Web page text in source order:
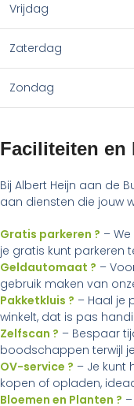
Vrijdag
Zaterdag
Zondag
Faciliteiten en
Bij Albert Heijn aan de
aan diensten die jouw
Gratis parkeren ? –
je gratis kunt parkeren
Geldautomaat ? –
gebruik maken van
Pakketkluis ? – Haal je
winkelt, dat is pas
Zelfscan ? – Bespaar
boodschappen terwijl
OV-service ? – Je kunt
kopen of opladen,
Bloemen en Planten ?